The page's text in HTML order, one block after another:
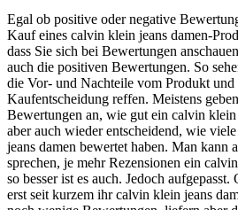
Egal ob positive oder negative
Kauf eines calvin klein jeans damen-
dass Sie sich bei Bewertungen
auch die positiven Bewertungen. So
die Vor- und Nachteile vom Produkt und
Kaufentscheidung reffen. Meistens
Bewertungen an, wie gut ein calvin
aber auch wieder entscheidend, wie
jeans damen bewertet haben. Man kann
sprechen, je mehr Rezensionen ein
so besser ist es auch. Jedoch
erst seit kurzem ihr calvin klein jeans